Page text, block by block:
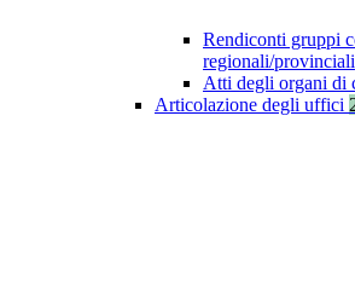
Rendiconti gruppi
regionali/provinciali
Atti degli organi di
Articolazione degli uffici